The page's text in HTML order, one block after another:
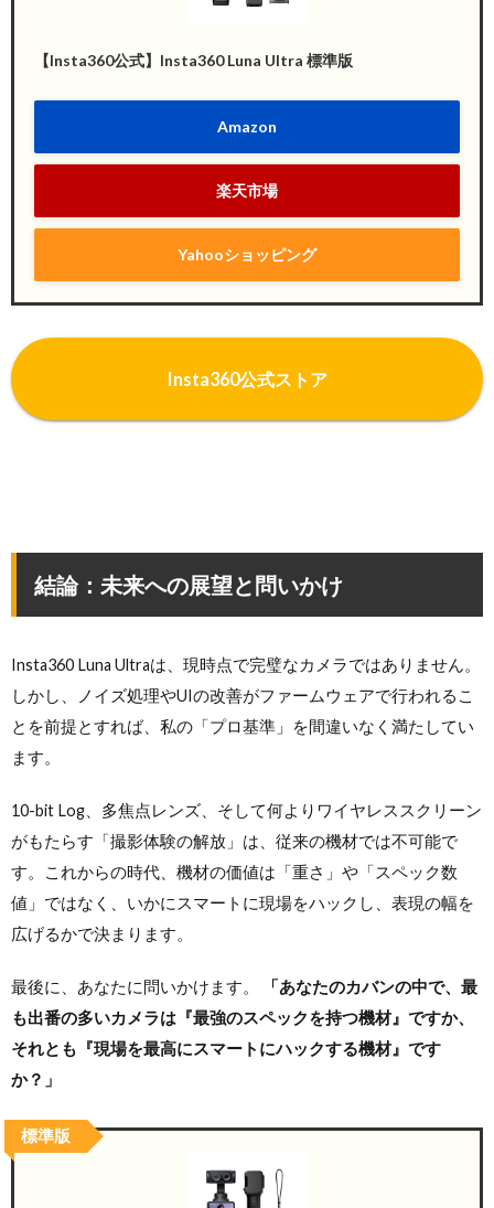
【Insta360公式】Insta360 Luna Ultra 標準版
Amazon
楽天市場
Yahooショッピング
Insta360公式ストア
結論：未来への展望と問いかけ
Insta360 Luna Ultraは、現時点で完璧なカメラではありません。
しかし、ノイズ処理やUIの改善がファームウェアで行われるこ
とを前提とすれば、私の「プロ基準」を間違いなく満たしてい
ます。
10-bit Log、多焦点レンズ、そして何よりワイヤレススクリーン
がもたらす「撮影体験の解放」は、従来の機材では不可能で
す。これからの時代、機材の価値は「重さ」や「スペック数
値」ではなく、いかにスマートに現場をハックし、表現の幅を
広げるかで決まります。
最後に、あなたに問いかけます。
「あなたのカバンの中で、最
も出番の多いカメラは『最強のスペックを持つ機材』ですか、
それとも『現場を最高にスマートにハックする機材』です
か？」
標準版